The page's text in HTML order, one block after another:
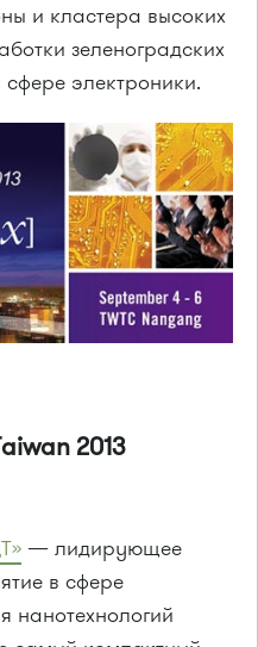
и кластера высоких
зеленоградских
электроники.
2013
— лидирующее
в сфере
нанотехнологий